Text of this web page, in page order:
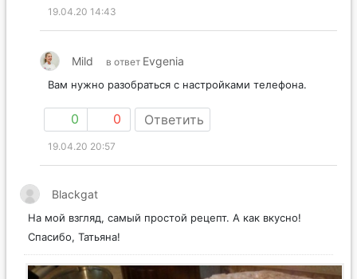
19.04.20 14:43
Mild в ответ Evgenia
Вам нужно разобраться с настройками телефона.
0 0 Ответить
19.04.20 20:57
Blackgat
На мой взгляд, самый простой рецепт. А как вкусно!
Спасибо, Татьяна!